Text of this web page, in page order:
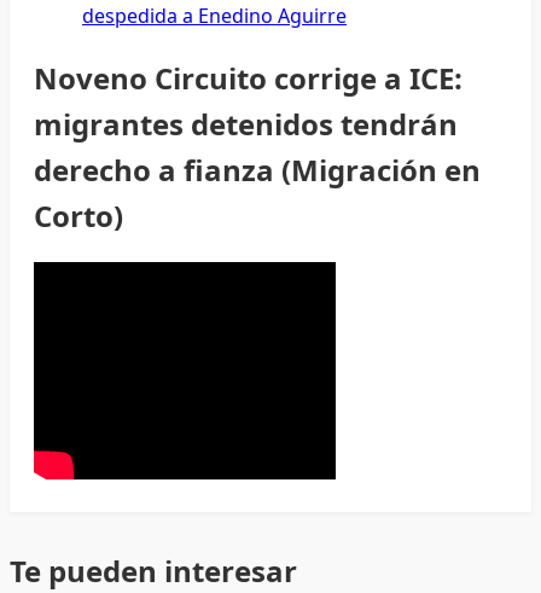
despedida a Enedino Aguirre
Noveno Circuito corrige a ICE:
migrantes detenidos tendrán
derecho a fianza (Migración en
Corto)
Te pueden interesar